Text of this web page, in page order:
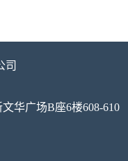
司
华广场B座6楼608-610